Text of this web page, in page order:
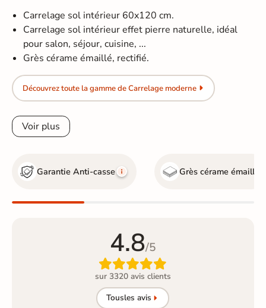
Carrelage sol intérieur 60x120 cm.
Carrelage sol intérieur effet pierre naturelle, idéal
pour salon, séjour, cuisine, ...
Grès cérame émaillé, rectifié.
Découvrez toute la gamme de Carrelage moderne
Voir plus
Garantie Anti-casse Grès cérame émaillé
4.8/5

sur 3320 avis clients
Tousles avis